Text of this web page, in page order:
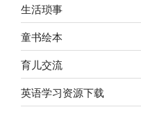
生活琐事
童书绘本
育儿交流
英语学习资源下载